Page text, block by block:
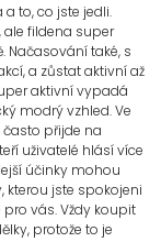
to, co jste jedli.
ale fildena super
Načasování také, s
a zůstat aktivní až
aktivní vypadá
modrý vzhled. Ve
přijde na
uživatelé hlásí více
účinky mohou
kterou jste spokojeni
vás. Vždy koupit
protože to je